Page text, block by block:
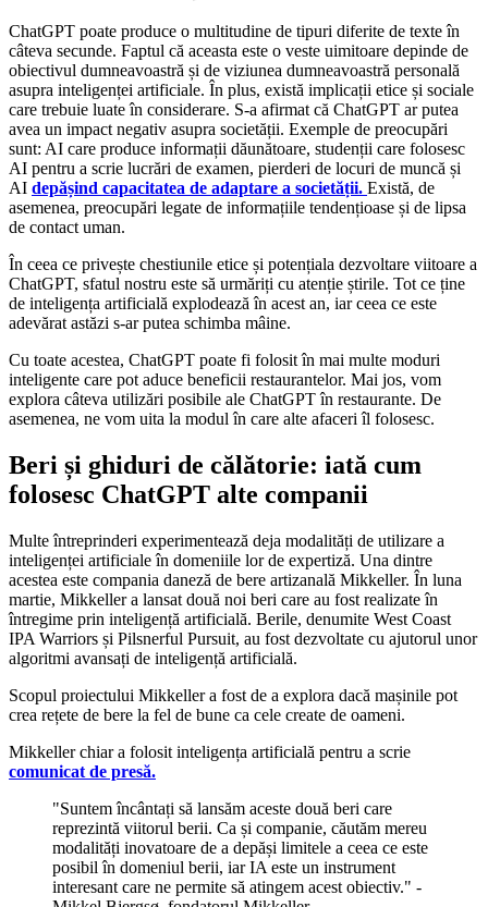
ChatGPT poate produce o multitudine de tipuri diferite de texte în
câteva secunde. Faptul că aceasta este o veste uimitoare depinde de
obiectivul dumneavoastră și de viziunea dumneavoastră personală
asupra inteligenței artificiale. În plus, există implicații etice și sociale
care trebuie luate în considerare. S-a afirmat că ChatGPT ar putea
avea un impact negativ asupra societății. Exemple de preocupări
sunt: AI care produce informații dăunătoare, studenții care folosesc
AI pentru a scrie lucrări de examen, pierderi de locuri de muncă și
AI depășind capacitatea de adaptare a societății. Există, de
asemenea, preocupări legate de informațiile tendențioase și de lipsa
de contact uman.
În ceea ce privește chestiunile etice și potențiala dezvoltare viitoare a
ChatGPT, sfatul nostru este să urmăriți cu atenție știrile. Tot ce ține
de inteligența artificială explodează în acest an, iar ceea ce este
adevărat astăzi s-ar putea schimba mâine.
Cu toate acestea, ChatGPT poate fi folosit în mai multe moduri
inteligente care pot aduce beneficii restaurantelor. Mai jos, vom
explora câteva utilizări posibile ale ChatGPT în restaurante. De
asemenea, ne vom uita la modul în care alte afaceri îl folosesc.
Beri și ghiduri de călătorie: iată cum
folosesc ChatGPT alte companii
Multe întreprinderi experimentează deja modalități de utilizare a
inteligenței artificiale în domeniile lor de expertiză. Una dintre
acestea este compania daneză de bere artizanală Mikkeller. În luna
martie, Mikkeller a lansat două noi beri care au fost realizate în
întregime prin inteligență artificială. Berile, denumite West Coast
IPA Warriors și Pilsnerful Pursuit, au fost dezvoltate cu ajutorul unor
algoritmi avansați de inteligență artificială.
Scopul proiectului Mikkeller a fost de a explora dacă mașinile pot
crea rețete de bere la fel de bune ca cele create de oameni.
Mikkeller chiar a folosit inteligența artificială pentru a scrie
comunicat de presă.
"Suntem încântați să lansăm aceste două beri care
reprezintă viitorul berii. Ca și companie, căutăm mereu
modalități inovatoare de a depăși limitele a ceea ce este
posibil în domeniul berii, iar IA este un instrument
interesant care ne permite să atingem acest obiectiv." -